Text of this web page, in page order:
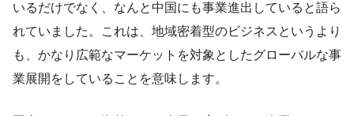
いるだけでなく、なんと中国にも事業進出していると語ら
れていました。これは、地域密着型のビジネスというより
も、かなり広範なマーケットを対象としたグローバルな事
業展開をしていることを意味します。